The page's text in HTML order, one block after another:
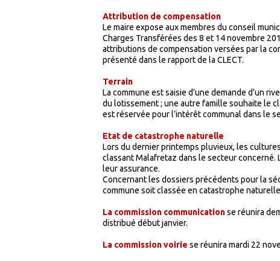
Attribution de compensation
Le maire expose aux membres du conseil
Charges Transférées des 8 et 14 novembre
attributions de compensation versées par la
présenté dans le rapport de la CLECT.
Terrain
La commune est saisie d’une demande d’un
du lotissement ; une autre famille souhaite le
est réservée pour l’intérêt communal dans le
Etat de catastrophe naturelle
Lors du dernier printemps pluvieux, les
classant Malafretaz dans le secteur
leur assurance.
Concernant les dossiers précédents pour la
commune soit classée en catastrophe
La commission communicationse réunira
distribué début janvier.
La commission voirie se réunira mardi 22